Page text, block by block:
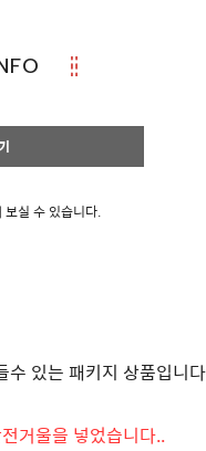
보실 수 있습니다.
수 있는 패키지 상품입니다
거울을 넣었습니다..